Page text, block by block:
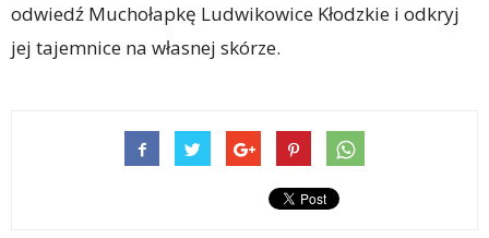
odwiedź Muchołapkę Ludwikowice Kłodzkie i odkryj
jej tajemnice na własnej skórze.